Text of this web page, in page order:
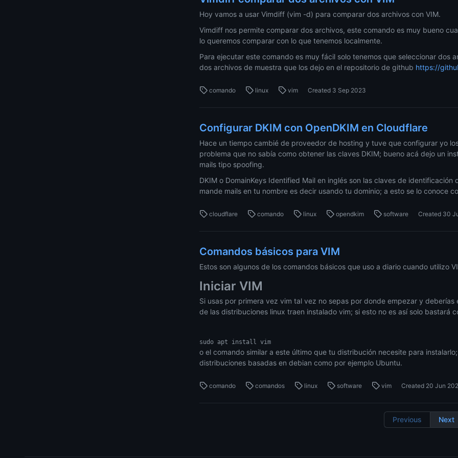
Hoy vamos a usar Vimdiff (vim -d) para comparar dos archivos con VIM.
Vimdiff nos permite comparar dos archivos, este comando es muy bueno
lo queremos comparar con lo que tenemos localmente.
Para ejecutar este comando es muy fácil solo tenemos que seleccionar dos
dos archivos de muestra que los dejo en el repositorio de github https://
comando linux vim Created 3 Sep 2023
Configurar DKIM con OpenDKIM en Cloudflare
Hace un tiempo cambié de proveedor de hosting y tuve que configurar yo
problema que no sabía como obtener las claves DKIM; bueno acá dejo un
mails tipo spoofing.
DKIM o DomainKeys Identified Mail en inglés son las claves de
mande mails en tu nombre es decir usando tu dominio; a esto se lo conoce
cloudflare comando linux opendkim software Created 30
Comandos básicos para VIM
Estos son algunos de los comandos básicos que uso a diario cuando utilizo
Iniciar VIM
Si usas por primera vez vim tal vez no sepas por donde empezar y
de las distribuciones linux traen instalado vim; si esto no es así solo bastará
o el comando similar a este último que tu distribución necesite para
distribuciones basadas en debian como por ejemplo Ubuntu.
comando comandos linux software vim Created 20 Jun
Previous Next